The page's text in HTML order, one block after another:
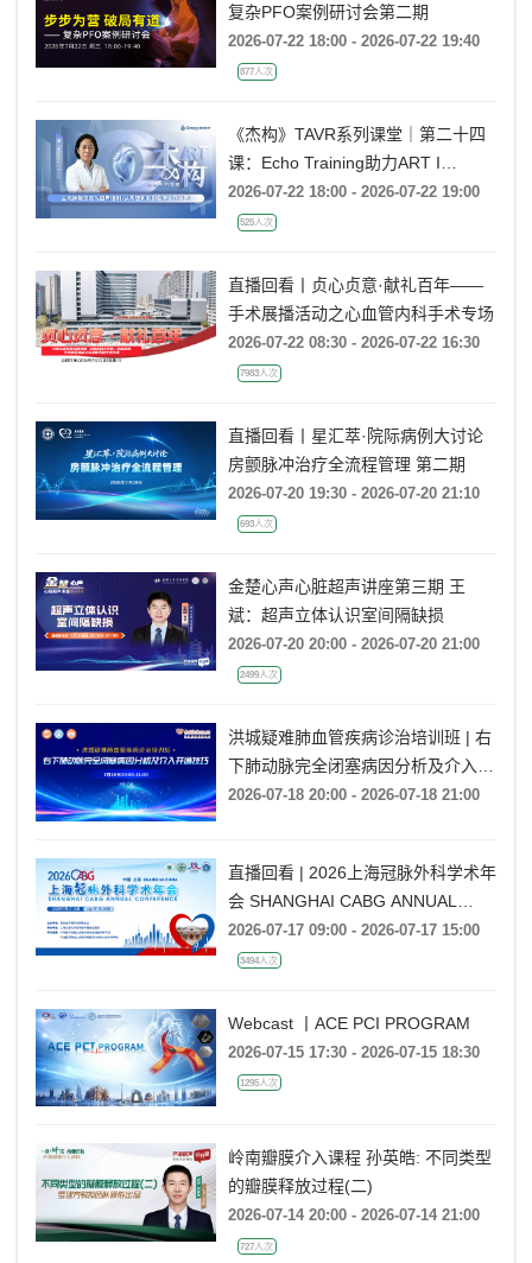
直播回看 | 步步为营，破局有道——
复杂PFO案例研讨会第二期
2026-07-22 18:00 - 2026-07-22 19:40
《杰构》TAVR系列课堂｜第二十四
课：Echo Training助力ART I
Rebecca T. Hahn教授《主动脉瓣反
疗决策》
2026-07-22 18:00 - 2026-07-22 19:00
直播回看丨贞心贞意·献礼百年——
手术展播活动之心血管内科手术专场
2026-07-22 08:30 - 2026-07-22 16:30
直播回看丨星汇萃·院际病例大讨论
房颤脉冲治疗全流程管理 第二期
2026-07-20 19:30 - 2026-07-20 21:10
金楚心声心脏超声讲座第三期 王
斌：超声立体认识室间隔缺损
2026-07-20 20:00 - 2026-07-20 21:00
洪城疑难肺血管疾病诊治培训班 | 右
下肺动脉完全闭塞病因分析及介入开
直播回看 | 2026上海冠脉外科学术年
会 SHANGHAI CABG ANNUAL
CONFERENCE
2026-07-17 09:00 - 2026-07-17 15:00
Webcast 丨ACE PCI PROGRAM
2026-07-15 17:30 - 2026-07-15 18:30
岭南瓣膜介入课程 孙英皓: 不同类型
的瓣膜释放过程(二)
2026-07-14 20:00 - 2026-07-14 21:00